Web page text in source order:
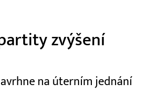
zvýšení
na úterním jednání